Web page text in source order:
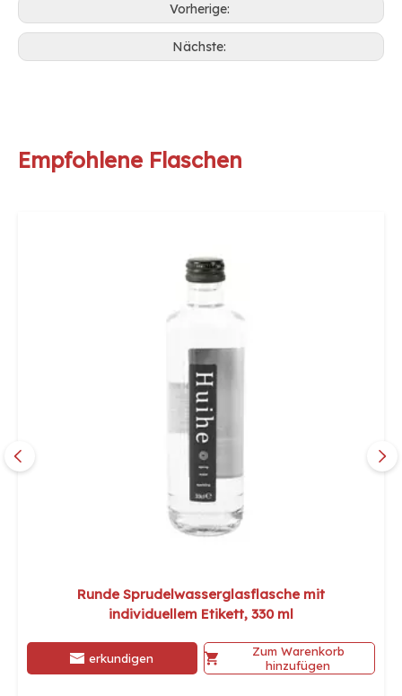
Vorherige:
Nächste:
Empfohlene Flaschen
Runde Sprudelwasserglasflasche mit
individuellem Etikett, 330 ml
erkundigen
Zum Warenkorb
hinzufügen